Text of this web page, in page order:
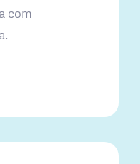
com